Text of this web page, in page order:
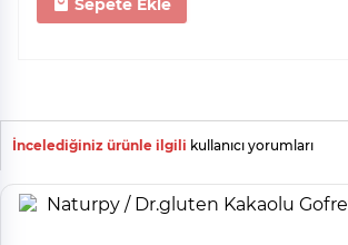
Sepete Ekle
İncelediğiniz ürünle ilgili kullanıcı yorumları